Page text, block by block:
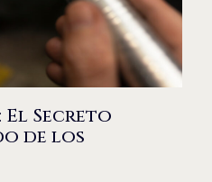
El Secreto
de los